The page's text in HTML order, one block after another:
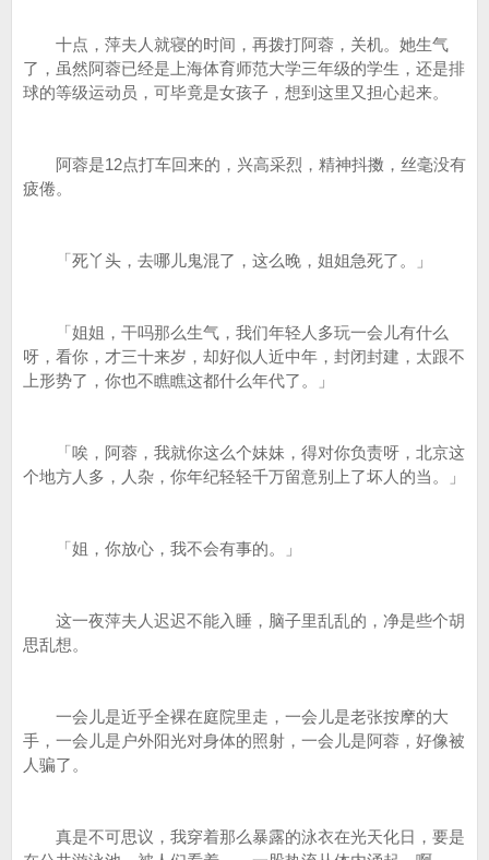
十点，萍夫人就寝的时间，再拨打阿蓉，关机。她生气
了，虽然阿蓉已经是上海体育师范大学三年级的学生，还是排
球的等级运动员，可毕竟是女孩子，想到这里又担心起来。
阿蓉是12点打车回来的，兴高采烈，精神抖擞，丝毫没有
疲倦。
「死丫头，去哪儿鬼混了，这么晚，姐姐急死了。」
「姐姐，干吗那么生气，我们年轻人多玩一会儿有什么
呀，看你，才三十来岁，却好似人近中年，封闭封建，太跟不
上形势了，你也不瞧瞧这都什么年代了。」
「唉，阿蓉，我就你这么个妹妹，得对你负责呀，北京这
个地方人多，人杂，你年纪轻轻千万留意别上了坏人的当。」
「姐，你放心，我不会有事的。」
这一夜萍夫人迟迟不能入睡，脑子里乱乱的，净是些个胡
思乱想。
一会儿是近乎全裸在庭院里走，一会儿是老张按摩的大
手，一会儿是户外阳光对身体的照射，一会儿是阿蓉，好像被
人骗了。
真是不可思议，我穿着那么暴露的泳衣在光天化日，要是